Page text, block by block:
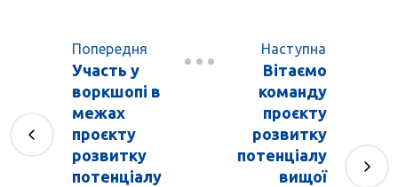
Попередня
Участь у
воркшопі в
межах
проєкту
розвитку
потенціалу
Наступна
Вітаємо
команду
проєкту
розвитку
потенціалу
вищої